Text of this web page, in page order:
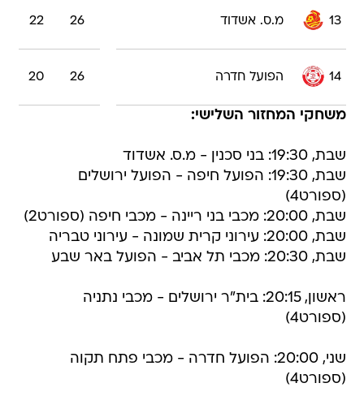
13 מ.ס. אשדוד 26
22
14 הפועל חדרה 26
20
משחקי המחזור השלישי:
שבת, 19:30: בני סכנין - מ.ס. אשדוד
שבת, 19:30: הפועל חיפה - הפועל ירושלים
(ספורט4)
שבת, 20:00: מכבי בני ריינה - מכבי חיפה (ספורט2)
שבת, 20:00: עירוני קרית שמונה - עירוני טבריה
שבת, 20:30: מכבי תל אביב - הפועל באר שבע
ראשון, 20:15: בית"ר ירושלים - מכבי נתניה
(ספורט4)
שני, 20:00: הפועל חדרה - מכבי פתח תקוה
(ספורט4)